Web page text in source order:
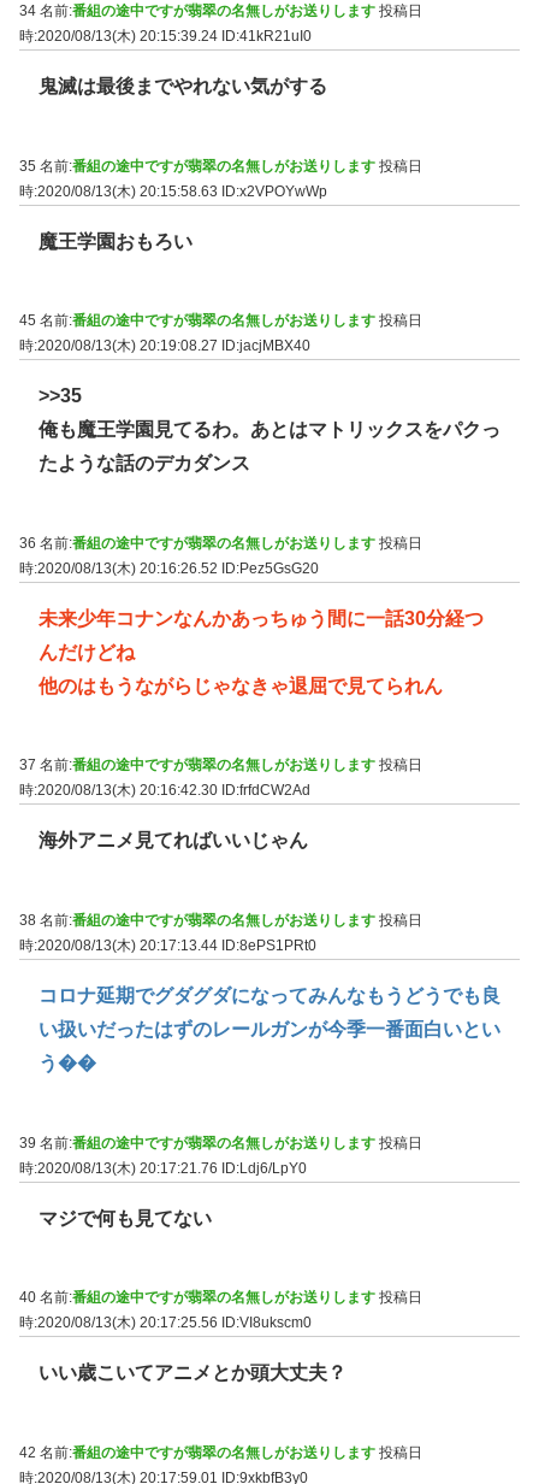
34 名前:番組の途中ですが翡翠の名無しがお送りします 投稿日
時:2020/08/13(木) 20:15:39.24 ID:41kR21uI0
鬼滅は最後までやれない気がする
35 名前:番組の途中ですが翡翠の名無しがお送りします 投稿日
時:2020/08/13(木) 20:15:58.63 ID:x2VPOYwWp
魔王学園おもろい
45 名前:番組の途中ですが翡翠の名無しがお送りします 投稿日
時:2020/08/13(木) 20:19:08.27
ID:jacjMBX40
>>35
俺も魔王学園見てるわ。あとはマトリックスをパクっ
たような話のデカダンス
36 名前:番組の途中ですが翡翠の名無しがお送りします 投稿日
時:2020/08/13(木) 20:16:26.52 ID:Pez5GsG20
未来少年コナンなんかあっちゅう間に一話30分経つ
んだけどね
他のはもうながらじゃなきゃ退屈で見てられん
37 名前:番組の途中ですが翡翠の名無しがお送りします 投稿日
時:2020/08/13(木) 20:16:42.30 ID:frfdCW2Ad
海外アニメ見てればいいじゃん
38 名前:番組の途中ですが翡翠の名無しがお送りします 投稿日
時:2020/08/13(木) 20:17:13.44 ID:8ePS1PRt0
コロナ延期でグダグダになってみんなもうどうでも良
い扱いだったはずのレールガンが今季一番面白いとい
う��
39 名前:番組の途中ですが翡翠の名無しがお送りします 投稿日
時:2020/08/13(木) 20:17:21.76 ID:Ldj6/LpY0
マジで何も見てない
40 名前:番組の途中ですが翡翠の名無しがお送りします 投稿日
時:2020/08/13(木) 20:17:25.56
ID:VI8ukscm0
いい歳こいてアニメとか頭大丈夫？
42 名前:番組の途中ですが翡翠の名無しがお送りします 投稿日
時:2020/08/13(木) 20:17:59.01 ID:9xkbfB3y0